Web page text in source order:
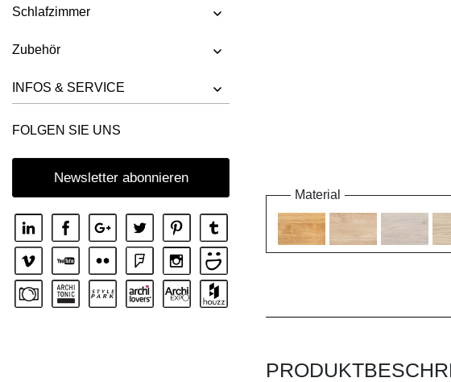
Schlafzimmer
Zubehör
INFOS & SERVICE
FOLGEN SIE UNS
Newsletter abonnieren
Material